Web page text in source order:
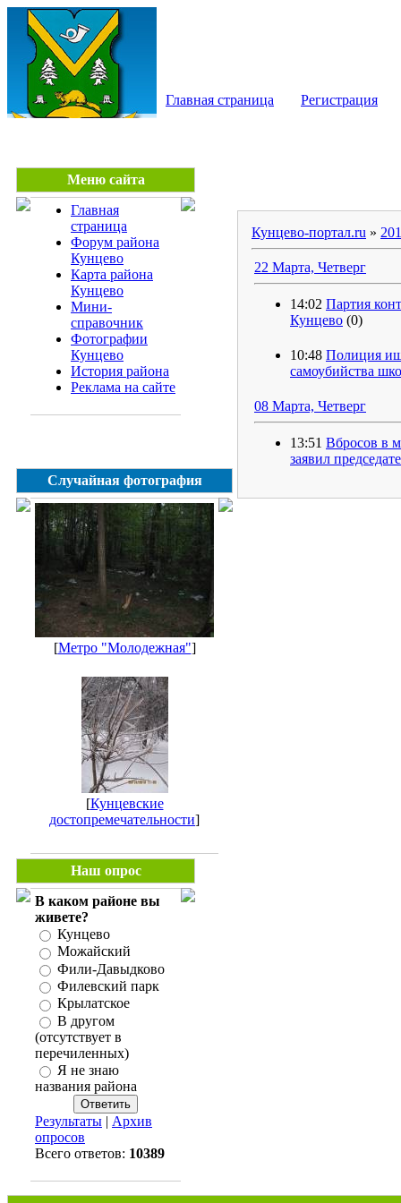
Главная страница Регистрация
Меню сайта
Главная
страница
Форум района
Кунцево
Карта района
Кунцево
Мини-
справочник
Фотографии
Кунцево
История района
Реклама на сайте
Случайная фотография
[Метро "Молодежная"]
[Кунцевские
достопремечательности]
Наш опрос
В каком районе вы
живете?
Кунцево
Можайский
Фили-Давыдково
Филевский парк
Крылатское
В другом
(отсутствует в
перечиленных)
Я не знаю
названия района
Результаты | Архив
опросов
Всего ответов: 10389
Кунцево-портал.ru »
22 Марта, Четверг
14:02 Партия
Кунцево (0)
10:48 Полиция
самоубийства
08 Марта, Четверг
13:51 Вбросов в
заявил